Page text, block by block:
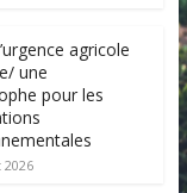
agricole
une
pour les
2026